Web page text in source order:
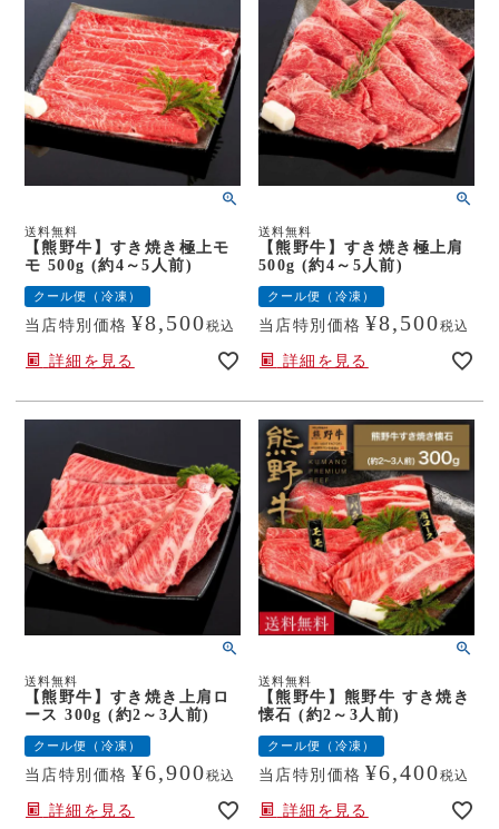
送料無料
【熊野牛】すき焼き極上モ
モ 500g (約4～5人前)
クール便（冷凍）
当店特別価格 ¥8,500税込
詳細を見る
送料無料
【熊野牛】すき焼き極上肩
500g (約4～5人前)
クール便（冷凍）
当店特別価格 ¥8,500税込
詳細を見る
送料無料
【熊野牛】すき焼き上肩ロ
ース 300g (約2～3人前)
クール便（冷凍）
当店特別価格 ¥6,900税込
詳細を見る
送料無料
【熊野牛】熊野牛 すき焼き
懐石 (約2～3人前)
クール便（冷凍）
当店特別価格 ¥6,400税込
詳細を見る